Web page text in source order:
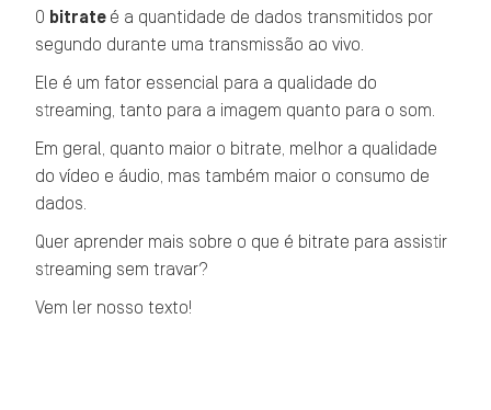
O bitrate é a quantidade de dados transmitidos por
segundo durante uma transmissão ao vivo.
Ele é um fator essencial para a qualidade do
streaming, tanto para a imagem quanto para o som.
Em geral, quanto maior o bitrate, melhor a qualidade
do vídeo e áudio, mas também maior o consumo de
dados.
Quer aprender mais sobre o que é bitrate para assistir
streaming sem travar?
Vem ler nosso texto!